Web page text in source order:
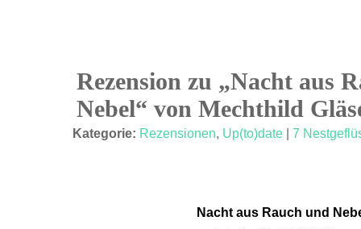
Rezension zu „Nacht aus
Nebel“ von Mechthild
Kategorie: Rezensionen, Up(to)date 7
Nacht aus Rauch und